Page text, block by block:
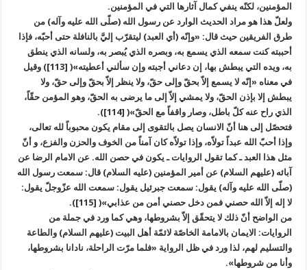
المؤمنين، لكنّه ينفي كمال آثارها التي في المؤمنين.
ولعلّ هذا هو مراد الحديث الوارد عن رسول الله (صلّى الله عليه وآله) من
طرق الفريقين حيث قال: «وإنّه (أي العبد) ليتقرّب إليَّ بالنافلة حتى أحبّه، فإذا
أحببته كنت سمعه الذي يسمع به، وبصره الذي يُبصر به، ولسانه الذي ينطق
به، ويده التي يبطش بها، إن دعاني أجبته وإن سألني أعطيته»( [113]) وقيل
في معناه «إنّه لا يسمع إلاّ بحقّ وإلى حقّ، ولا ينظر إلاّ بحقّ وإلى حقّ، ولا
يبطش إلا بإذن الحقّ، ولا يمشي إلاّ إلى ما يرضى به الحقّ، وهو المؤمن حقّاً،
الذي راح عنه كلّ باطل، وصار واقفاً مع الحقّ»( [114]).
فتحصّل إلى هنا أنّ الانسان يصل بالتقوى إلى مقام يكون محبوباً لله تعالى،
وإذا أحبّ الله عبداً تولاّه، وإذا تولاّه كان آمناً من الخوف والحزن والفزع، و أنّ
مثل هذا العبد ـ كما تقول الروايات ـ يكون في حصن الله. عن الامام الرضا عن
آبائه (عليهم السلام) عن أمير المؤمنين (عليه السلام) قال: سمعت رسول الله
(صلّى الله عليه وآله) يقول: سمعت جبرئيل يقول: سمعت الله عزّوجلّ يقول:
لا إله إلاّ الله حصني فمن دخل حصني أمن من عذابي»( [115]).
من الواضح أنّ ذلك لا يتحقّق إلاّ بشروطها، وهي كما ورد في جملة من
الروايات: الايمان بالامامة الخاصّة لائمّة أهل البيت (عليهم السلام) والطاعة
والتسليم لهم، لذا ورد في ظل الرواية «فلما مرّت الراحلة، نادانا بشروطها،
وأنا من شروطها».